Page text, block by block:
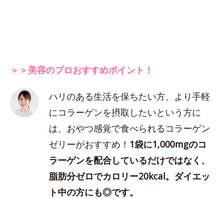
＞＞美容のプロおすすめポイント！
ハリのある生活を保ちたい方、より手軽
にコラーゲンを摂取したいという方に
は、おやつ感覚で食べられるコラーゲン
ゼリーがおすすめ！ 1袋に1,000mgのコ
ラーゲンを配合しているだけではなく、
脂肪分ゼロでカロリー20kcal。ダイエッ
ト中の方にも◎です。